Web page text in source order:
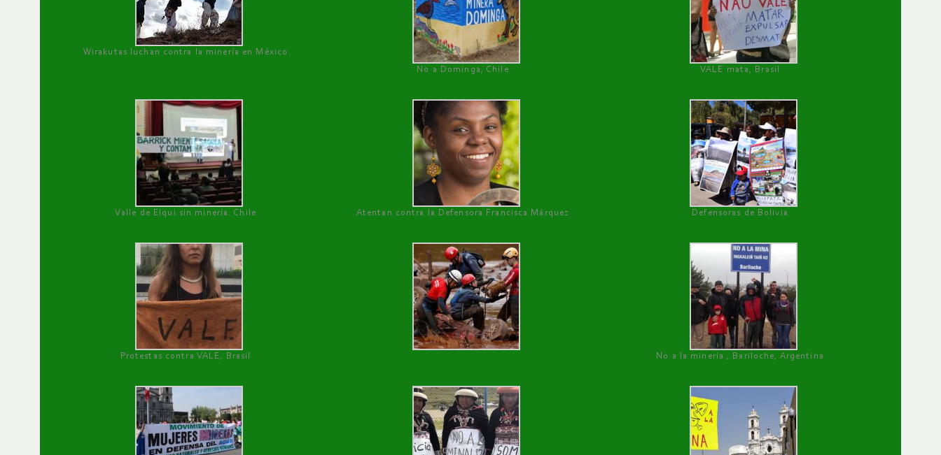
Wirakutas luchan contra la minería en México
No a Dominga, Chile
VALE mata, Brasil
Valle de Elqui sin minería. Chile Atentan contra la Defensora Francisca Márquez Defensoras de Bolivia
Protestas contra VALE, Brasil No a la minería , Bariloche, Argentina